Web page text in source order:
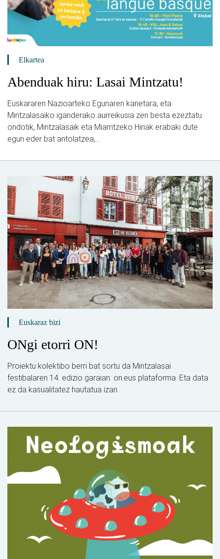
Elkartea
Abenduak hiru: Lasai Mintzatu!
Euskararen Nazioarteko Egunaren karietara, eta
Mintzalasaiko iganderako aurreikusia zen besta ezeztatu
ondotik, Mintzalasaik eta Miarritzeko Hiriak erabaki dute
egun eder bat antolatzea,...
Euskaraz bizi
ONgi etorri ON!
Proiektu kolektibo berri bat sortu da Mintzalasai
festibalaren 14. edizio garaian: on.eus plataforma. Eta data
ez da kasualitatez hautatua izan.